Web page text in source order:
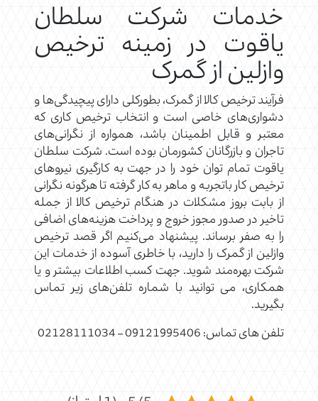
خدمات شرکت سلطان
یاقوت در زمینه ترخیص
وازلین از گمرک
فرآیند ترخیص کالا از گمرک، بطورکلی دارای پیچیدگی‌ها و
دشواری‌های خاصی است و انتخاب ترخیص کاری که
معتبر و قابل اطمینان باشد، همواره از نگرانی‌های
تاجران و بازرگانان کشورمان بوده است. شرکت سلطان
یاقوت تمام توان خود را در جهت به کارگیری نیروهای
ترخیص کار باتجربه و ماهر به کار گرفته تا هرگونه نگرانی
از بابت بروز مشکلات در هنگام ترخیص کالا از جمله
تاخیر در صدور مجوز خروج و پرداخت هزینه‌های اضافی
را به صفر برساند. پیشنهاد می‌کنیم اگر قصد ترخیص
وازلین از گمرک را دارید، با خاطری آسوده از خدمات این
شرکت بهره‌مند شوید. جهت کسب اطلاعات بیشتر و یا
همکاری، می توانید با شماره تلفن‌های زیر تماس
بگیرید.
تلفن های تماس: 09121995406 – 02128111034